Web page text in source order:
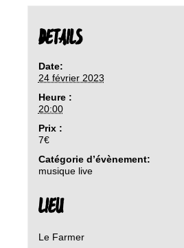
DETAILS
Date:
24 février 2023
Heure :
20:00
Prix :
7€
Catégorie d’évènement:
musique live
LIEU
Le Farmer